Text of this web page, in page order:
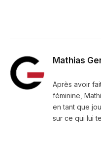
Mathias
Après avoir
féminine,
en tant que
sur ce qui lui